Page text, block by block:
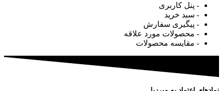
- پنل کاربری
- سبد خرید
- پیگیری سفارش
- محصولات مورد علاقه
- مقایسه محصولات